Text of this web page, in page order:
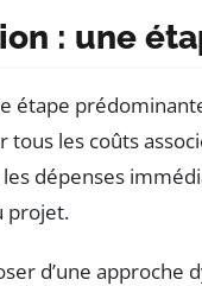
: une
étape
les coûts
dépenses
projet.
d’une